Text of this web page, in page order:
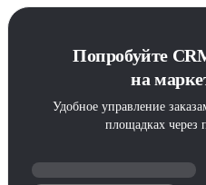
Попробуйте
на
Удобное управление
площадках через